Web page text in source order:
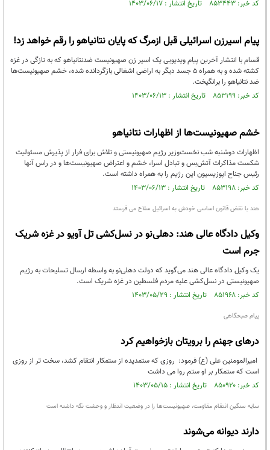
کد خبر: ۸۵۳۴۴۳ تاریخ انتشار : ۱۴۰۳/۰۶/۱۷
پیام اسیرزن اسرائیلی قبل ازمرگ که پایان نتانیاهو را رقم خواهد زد!
قسام با انتشار آخرین پیام ویدیویی یک اسیر زن صهیونیست ضدنتانیاهو که به تازگی در غزه
کشته شده و به همراه ۵ جسد دیگر به اراضی اشغالی بازگردانده شده، خشم صهیونیست‌ها
ضد نتانیاهو را برانگیخت.
کد خبر: ۸۵۳۱۹۹ تاریخ انتشار : ۱۴۰۳/۰۶/۱۳
خشم صهیونیست‌ها از اظهارات نتانیاهو
اظهارات دوشنبه شب نخست‌وزیر رژیم صهیونیستی و تلاش برای فرار از پذیرش مسئولیت
شکست مذاکرات آتش‌بس و تبادل اسرا، خشم و اعتراض صهیونیست‌ها و در راس آنها
رئیس جناح اپوزیسیون این رژیم را به همراه داشته است.
کد خبر: ۸۵۳۱۹۸ تاریخ انتشار : ۱۴۰۳/۰۶/۱۳
هند با نقض قانون اساسی خودش به اسرائیل سلاح می فرستد
وکیل دادگاه عالی هند: دهلی‌نو در نسل‌کشی تل آویو در غزه شریک
جرم است
یک وکیل دادگاه عالی هند می‌گوید که دولت دهلی‌نو به واسطه ارسال تسلیحات به رژیم
صهیونیستی در نسل‌کشی علیه مردم فلسطین در غزه شریک است.
کد خبر: ۸۵۱۹۶۸ تاریخ انتشار : ۱۴۰۳/۰۵/۲۹
پیام صبحگاهی
درهای جهنم را برویتان بازخواهیم کرد
امیرالمومنین علی (ع) فرمود: روزى كه ستمديده از ستمكار انتقام كشد، سخت تر از روزى
است كه ستمكار بر او ستم روا مى داشت
کد خبر: ۸۵۰۹۲۰ تاریخ انتشار : ۱۴۰۳/۰۵/۱۵
سایه سنگین انتقام مقاومت، صهیونیست‌ها را در وضعیت انتظار و وحشت نگه داشته است
دارند دیوانه می‌شوند